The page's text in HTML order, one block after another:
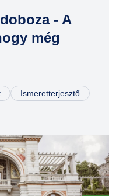
JÚN
07
- A
még
Ismeretterjesztő